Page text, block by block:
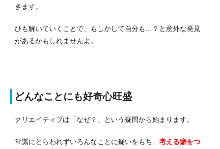
きます。
ひも解いていくことで、もしかして自分も…？と意外な発見
があるかもしれませんよ。
どんなことにも好奇心旺盛
クリエイティブは「なぜ？」という疑問から始まります。
常識にとらわれずいろんなことに疑いをもち、 考える癖をつ